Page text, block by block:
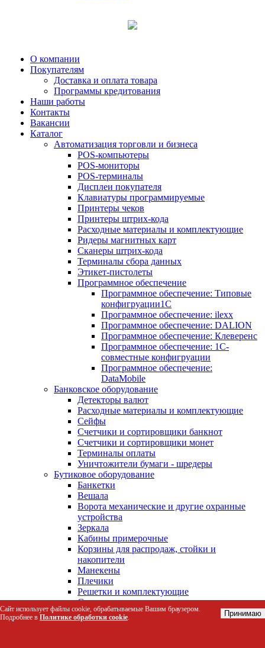
О компании
Покупателям
Доставка и оплата товара
Программы кредитования
Наши работы
Контакты
Вакансии
Каталог
Автоматизация торговли и бизнеса
POS-компьютеры
POS-мониторы
POS-терминалы
Дисплеи покупателя
Клавиатуры программируемые
Принтеры чеков
Принтеры штрих-кода
Расходные материалы и комплектующие
Ридеры магнитных карт
Сканеры штрих-кода
Терминалы сбора данных
Этикет-пистолеты
Программное обеспечение
Программное обеспечение: Типовые
конфигруации1С
Программное обеспечение: ilexx
Программное обеспечение: DALION
Программное обеспечение: Клеверенс
Программное обеспечение: 1С-
совместные конфигруации
Программное обеспечение:
DataMobile
Банковское оборудование
Детекторы валют
Расходные материалы и комплектующие
Сейфы
Счетчики и сортировщики банкнот
Счетчики и сортировщики монет
Терминалы оплаты
Уничтожители бумаги - шредеры
Бутиковое оборудование
Банкетки
Вешала
Ворота механические и другие охранные
устройства
Зеркала
Кабины примерочные
Корзины для распродаж, стойки и
накопители
Манекены
Плечики
Решетки и комплектующие
Стулья
Торговые системы Joker, Uno, Global,
Vertical, Neo Fix
Сайт использует файлы cookie, обрабатываемые Вашим браузером.
Подробнее в Политике обработки cookie. Принимаю